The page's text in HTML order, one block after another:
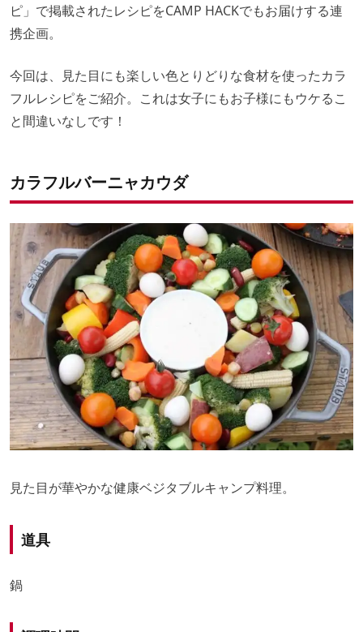
ピ 」で掲載されたレシピをCAMP HACKでもお届けする連
携企画。
今回は、見た目にも楽しい色とりどりな食材を使ったカラ
フルレシピをご紹介。これは女子にもお子様にもウケるこ
と間違いなしです！
カラフルバーニャカウダ
見た目が華やかな健康ベジタブルキャンプ料理。
道具
鍋